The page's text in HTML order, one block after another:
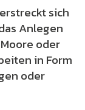
sich
Anlegen
oder
in Form
oder